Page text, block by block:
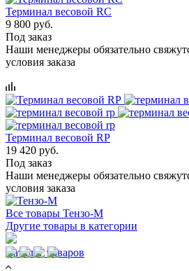
Терминал весовой RC
9 800 руб.
Под заказ
Наши менеджеры обязательно
условия заказа
Терминал весовой RP
19 420 руб.
Под заказ
Наши менеджеры обязательно
условия заказа
Все товары Тензо-М
Другие товары в категории
Каталог товаров